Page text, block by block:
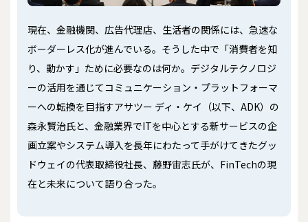
現在、金融機関、広告代理店、生活者の関係には、急速な
ボーダーレス化が進んでいる。そうした中で「消費者を知
り、動かす」ために必要なのは何か――。デジタルテクノロジ
ーの活用を通じてコミュニケーション・プラットフォーマ
ーへの転換を目指すアサツー ディ・ケイ（以下、ADK）の
森永賢治氏と、金融業界でITを中心とする新サービスの企
画立案やシステム導入を長年にわたって手がけてきたグッ
ドウェイの代表取締役社長、藤野宙志氏が、FinTechの現
在と未来について語り合った。